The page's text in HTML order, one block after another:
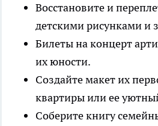
Восстановите и
детскими рисунками и
Билеты на концерт
их юности.
Создайте макет их
квартиры или ее
Соберите книгу